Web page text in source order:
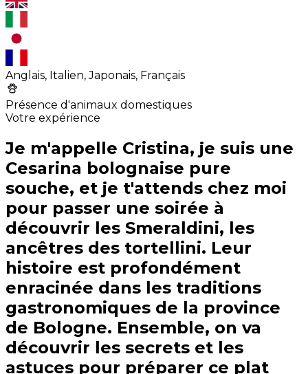
Anglais, Italien, Japonais, Français
Présence d'animaux domestiques
Votre expérience
Je m'appelle Cristina, je suis une
Cesarina bolognaise pure
souche, et je t'attends chez moi
pour passer une soirée à
découvrir les Smeraldini, les
ancêtres des tortellini. Leur
histoire est profondément
enracinée dans les traditions
gastronomiques de la province
de Bologne. Ensemble, on va
découvrir les secrets et les
astuces pour préparer ce plat